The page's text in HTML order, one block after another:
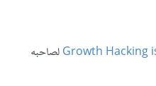
Growth Hackingلصاحبه